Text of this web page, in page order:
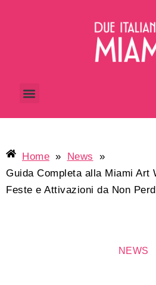
Home » News
»
Guida Completa alla Miami Art
Feste e Attivazioni da Non
NEWS